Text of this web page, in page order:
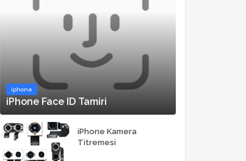
iphone
iPhone Face ID Tamiri
iPhone Kamera
Titremesi